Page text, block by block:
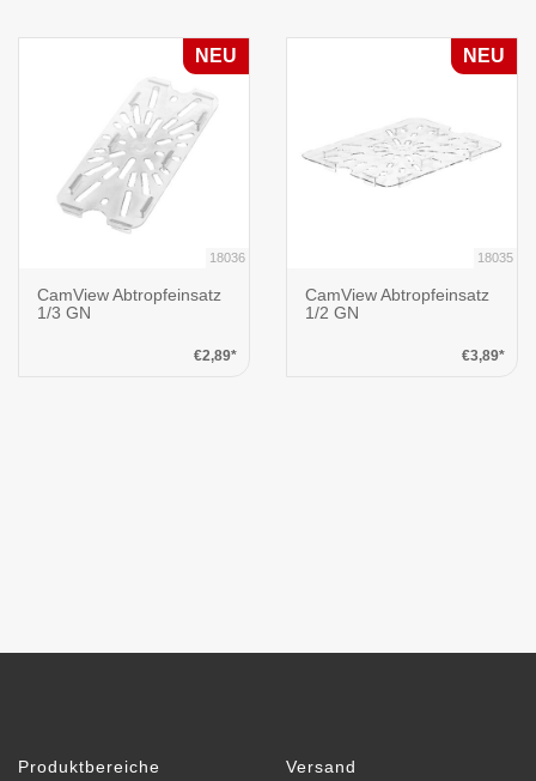
18036
CamView Abtropfeinsatz
1/3 GN
€2,89*
NEU
18035
CamView Abtropfeinsatz
1/2 GN
€3,89*
NEU
Produktbereiche Versand